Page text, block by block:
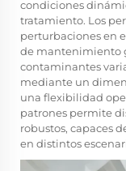
condiciones
tratamiento. Los
perturbaciones en
de mantenimiento
contaminantes
mediante un
una flexibilidad
patrones permite
robustos, capaces
en distintos